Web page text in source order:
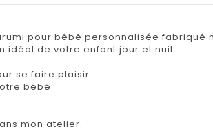
pour bébé personnalisée
idéal de votre enfant jour et nuit.
se faire plaisir.
bébé.
mon atelier.